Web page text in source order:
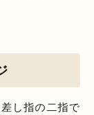
し指の二指で